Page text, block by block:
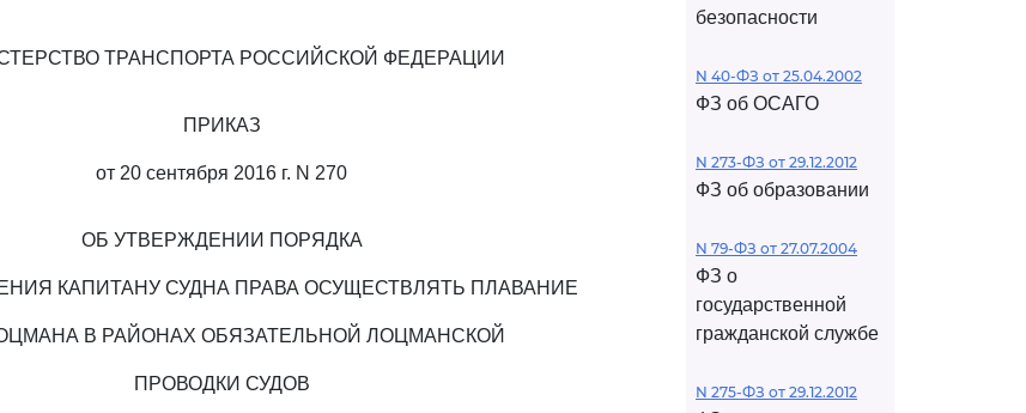
ТРАНСПОРТА РОССИЙСКОЙ ФЕДЕРАЦИИ
ПРИКАЗ
от 20 сентября 2016 г. N 270
ОБ УТВЕРЖДЕНИИ ПОРЯДКА
КАПИТАНУ СУДНА ПРАВА ОСУЩЕСТВЛЯТЬ ПЛАВАНИЕ
В РАЙОНАХ ОБЯЗАТЕЛЬНОЙ ЛОЦМАНСКОЙ
ПРОВОДКИ СУДОВ
безопасности
N 40-ФЗ от 25.04.2002
ФЗ об ОСАГО
N 273-ФЗ от 29.12.2012
ФЗ об образовании
N 79-ФЗ от 27.07.2004
ФЗ о
государственной
гражданской службе
N 275-ФЗ от 29.12.2012